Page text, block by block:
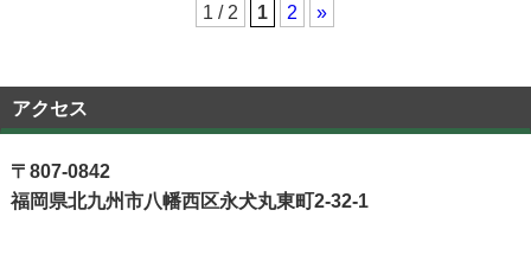
1 / 2 1 2 »
アクセス
〒807-0842
福岡県北九州市八幡西区永犬丸東町2-32-1